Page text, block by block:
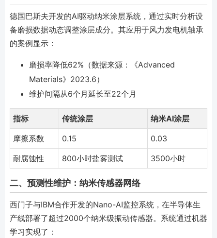
德国巴斯夫开发的AI驱动纳米涂层系统，通过实时分析设
备磨损数据动态调整涂层成分。其应用于风力发电机轴承
的案例显示：
磨损率降低62%（数据来源：《Advanced
Materials》2023.6）
维护间隔从6个月延长至22个月
指标 传统涂层 纳米AI涂层
摩擦系数 0.15 0.03
耐腐蚀性 800小时盐雾测试 3500小时
二、预测性维护：纳米传感器网络
西门子与IBM合作开发的Nano-AI监控系统，在半导体生
产线部署了超过2000个纳米级振动传感器。系统通过机器
学习实现了：